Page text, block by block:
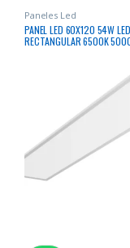
Paneles Led
PANEL LED 60X120 54W
RECTANGULAR 6500K